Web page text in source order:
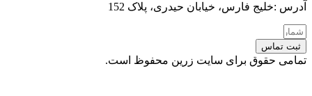
آدرس :خلیج فارس، خیابان حیدری، پلاک 152
ثبت تماس
تمامی حقوق برای سایت زرین محفوظ است.